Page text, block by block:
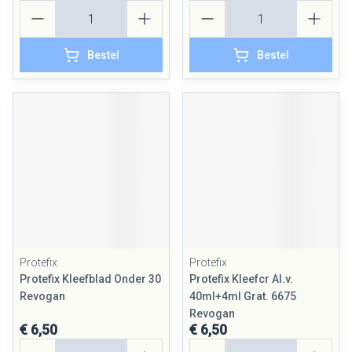
Bestel Bestel
Protefix
Protefix Kleefblad Onder 30
Revogan
€ 6,50
Protefix
Protefix Kleefcr Al.v.
40ml+4ml Grat. 6675
Revogan
€ 6,50